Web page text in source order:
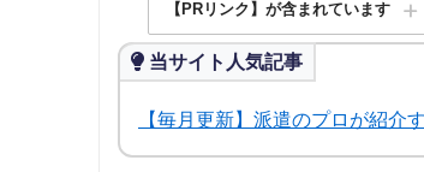
【PRリンク】が含まれています
当サイト人気記事
【毎月更新】派遣のプロが紹介